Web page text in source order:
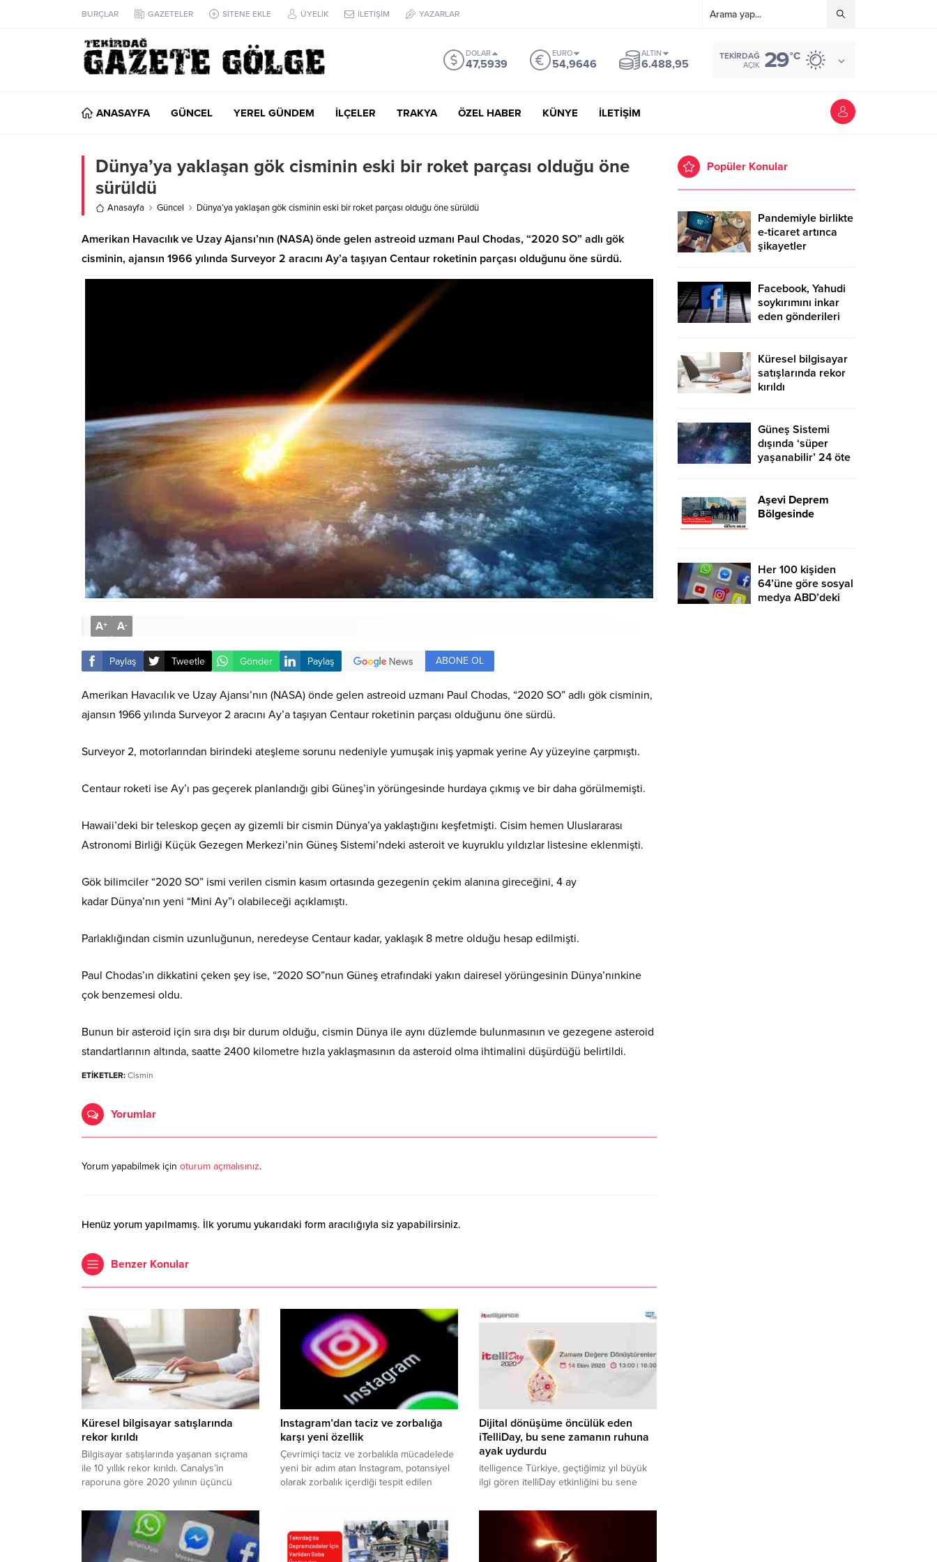
BURÇLAR GAZETELER SİTENE EKLE ÜYELİK İLETİŞİM YAZARLAR
DOLAR
47,5939
EURO
54,9646
ALTIN
6.488,95
TEKIRDAĞ
AÇIK 29°C
ANASAYFA GÜNCEL YEREL GÜNDEM İLÇELER TRAKYA ÖZEL HABER KÜNYE İLETİŞİM
Dünya’ya yaklaşan gök cisminin eski bir roket parçası olduğu öne
sürüldü
Anasayfa Güncel Dünya’ya yaklaşan gök cisminin eski bir roket parçası olduğu öne sürüldü
Amerikan Havacılık ve Uzay Ajansı’nın (NASA) önde gelen astreoid uzmanı Paul Chodas, “2020 SO” adlı gök
cisminin, ajansın 1966 yılında Surveyor 2 aracını Ay’a taşıyan Centaur roketinin parçası olduğunu öne sürdü.
A+ A-
Paylaş Tweetle Gönder Paylaş ABONE OL
Amerikan Havacılık ve Uzay Ajansı’nın (NASA) önde gelen astreoid uzmanı Paul Chodas, “2020 SO” adlı gök cisminin,
ajansın 1966 yılında Surveyor 2 aracını Ay’a taşıyan Centaur roketinin parçası olduğunu öne sürdü.
Surveyor 2, motorlarından birindeki ateşleme sorunu nedeniyle yumuşak iniş yapmak yerine Ay yüzeyine çarpmıştı.
Centaur roketi ise Ay’ı pas geçerek planlandığı gibi Güneş’in yörüngesinde hurdaya çıkmış ve bir daha görülmemişti.
Hawaii’deki bir teleskop geçen ay gizemli bir cismin Dünya’ya yaklaştığını keşfetmişti. Cisim hemen Uluslararası
Astronomi Birliği Küçük Gezegen Merkezi’nin Güneş Sistemi’ndeki asteroit ve kuyruklu yıldızlar listesine eklenmişti.
Gök bilimciler “2020 SO” ismi verilen cismin kasım ortasında gezegenin çekim alanına gireceğini, 4 ay
kadar Dünya’nın yeni “Mini Ay”ı olabileceği açıklamıştı.
Parlaklığından cismin uzunluğunun, neredeyse Centaur kadar, yaklaşık 8 metre olduğu hesap edilmişti.
Paul Chodas’ın dikkatini çeken şey ise, “2020 SO”nun Güneş etrafındaki yakın dairesel yörüngesinin Dünya’nınkine
çok benzemesi oldu.
Bunun bir asteroid için sıra dışı bir durum olduğu, cismin Dünya ile aynı düzlemde bulunmasının ve gezegene asteroid
standartlarının altında, saatte 2400 kilometre hızla yaklaşmasının da asteroid olma ihtimalini düşürdüğü belirtildi.
ETİKETLER: Cismin
Yorumlar
Yorum yapabilmek için oturum açmalısınız.
Henüz yorum yapılmamış. İlk yorumu yukarıdaki form aracılığıyla siz yapabilirsiniz.
Benzer Konular
Küresel bilgisayar satışlarında
rekor kırıldı
Bilgisayar satışlarında yaşanan sıçrama
ile 10 yıllık rekor kırıldı. Canalys’in
raporuna göre 2020 yılının üçüncü
önceki yılın aynı dönemine kıyasla %13
artarak 79,2 milyon adet olarak
gerçekleşti. Bu sayı, 2010 yılından
itibaren herhangi bir üçüncü çeyrekte
Instagram’dan taciz ve zorbalığa
karşı yeni özellik
Çevrimiçi taciz ve zorbalıkla mücadelede
yeni bir adım atan Instagram, potansiyel
olarak zorbalık içerdiği tespit edilen
yapay zekalı teknolojileri ile yakalanarak
tespit edilecek.
Dijital dönüşüme öncülük eden
iTelliDay, bu sene zamanın ruhuna
ayak uydurdu
itelligence Türkiye, geçtiğimiz yıl büyük
ilgi gören itelliDay etkinliğini bu sene
ortamda gerçekleştirdi.
Popüler Konular
Pandemiyle birlikte
e-ticaret artınca
şikayetler
Facebook, Yahudi
soykırımını inkar
eden gönderileri
Küresel bilgisayar
satışlarında rekor
kırıldı
Güneş Sistemi
dışında ‘süper
yaşanabilir’ 24 öte
Aşevi Deprem
Bölgesinde
Her 100 kişiden
64’üne göre sosyal
medya ABD’deki